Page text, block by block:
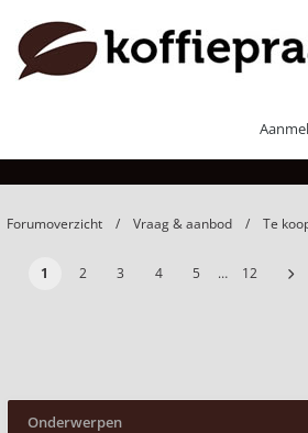
Forumoverzicht Vraag & aanbod Te
1 2 3 4 5 … 12
Onderwerpen